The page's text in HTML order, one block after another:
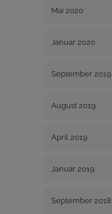
Mai 2020
Januar 2020
September 2019
August 2019
April 2019
Januar 2019
September 2018